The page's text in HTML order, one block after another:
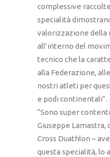
complessive
specialità
valorizzazione
all’interno del
tecnico che la
alla Federazione,
nostri atleti per
e podi continentali”.
“Sono super
Giuseppe Lamastra,
Cross Duathlon –
questa specialità, lo